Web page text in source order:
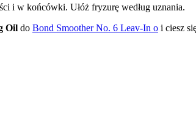
i w końcówki. Ułóż fryzurę według uznania.
Oil do Bond Smoother No. 6 Leav-In o i ciesz